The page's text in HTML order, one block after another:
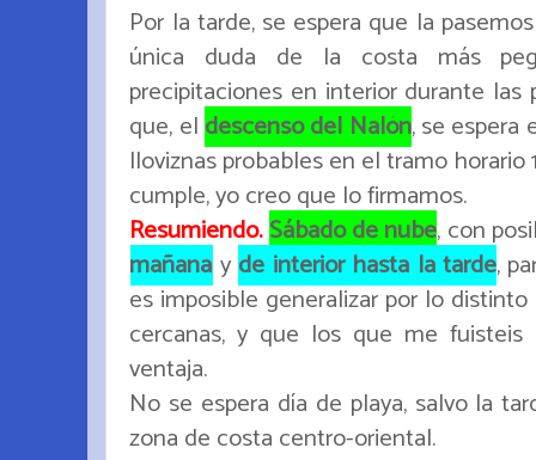
Por la tarde, se espera que la
única duda de la costa más
precipitaciones en interior durante
que, el descenso del Nalón, se espera
lloviznas probables en el tramo
cumple, yo creo que lo firmamos.
Resumiendo.Sábado de nube, con
mañana y de interior hasta la tarde,
es imposible generalizar por lo
cercanas, y que los que me fuisteis
ventaja.
No se espera día de playa, salvo la
zona de costa centro-oriental.